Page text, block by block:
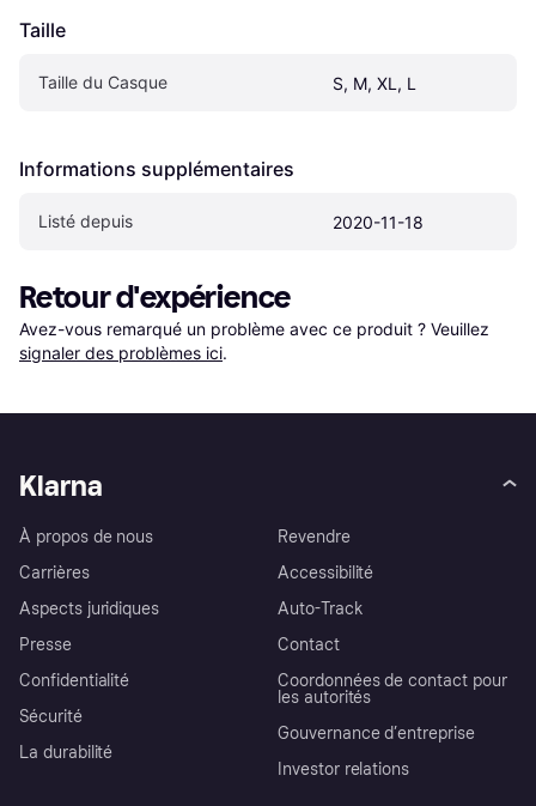
Taille
Taille du Casque S, M, XL, L
Informations supplémentaires
Listé depuis 2020-11-18
Retour d'expérience
Avez-vous remarqué un problème avec ce produit ? Veuillez
signaler des problèmes ici.
Klarna
À propos de nous
Carrières
Aspects juridiques
Presse
Confidentialité
Sécurité
La durabilité
Revendre
Accessibilité
Auto-Track
Contact
Coordonnées de contact pour
les autorités
Gouvernance d’entreprise
Investor relations